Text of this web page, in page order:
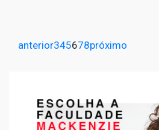
anterior345678próximo